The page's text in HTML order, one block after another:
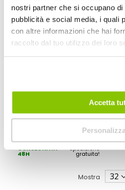
nostri partner che si occupano
pubblicità e social media, i quali
con altre informazioni che hai
raccolto dal tuo utilizzo dei loro
Accetta
Bloccadisco Micro
Giallo/nero
CONSEGNA IN
48H
Spedizione
gratuita!
Mostra